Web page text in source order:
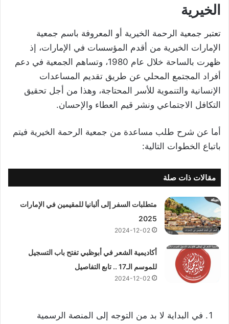
الخيرية
تعتبر جمعية الرحمة الخيرية أو المعروفة باسم جمعية
الإمارات الخيرية من أقدم المؤسسات في الإمارات، إذ
ظهرت بالساحة خلال عام 1980، وتساهم الجمعية في دعم
أفراد المجتمع المحلي عن طريق تقديم المساعدات
الإنسانية والتنموية للأسر المحتاجة، وهذا من أجل تحقيق
التكافل الاجتماعي ونشر قيم العطاء والإحسان.
أما عن شرح طلب مساعدة من جمعية الرحمة الخيرية فيتم
باتباع الخطوات التالية:
مقالات ذات صلة
متطلبات السفر إلى ألبانيا للمقيمين في الإمارات
2025
2024-12-02
أكاديمية الشعر في أبوظبي تفتح باب التسجيل
للموسم الـ17 .. تابع التفاصيل
2024-12-02
في البداية لا بد من التوجه إلى المنصة الرسمية